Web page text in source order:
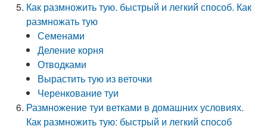
Как размножить тую. быстрый и легкий способ. Как
размножать тую
Семенами
Деление корня
Отводками
Вырастить тую из веточки
Черенкование туи
Размножение туи ветками в домашних условиях.
Как размножить тую: быстрый и легкий способ